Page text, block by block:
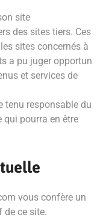
site
des sites tiers. Ces
sites concernés à
a pu juger opportun
et services de
tenu responsable du
qui pourra en être
vous confère un
de ce site.